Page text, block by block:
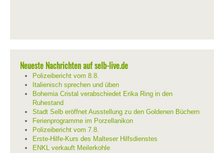
Neueste Nachrichten auf selb-live.de
Polizeibericht vom 8.8.
Italienisch sprechen und üben
Bohemia Cristal verabschiedet Erika Ring in den
Ruhestand
Stadt Selb eröffnet Ausstellung zu den Goldenen Büchern
Ferienprogramme im Porzellanikon
Polizeibericht vom 7.8.
Erste-Hilfe-Kurs des Malteser Hilfsdienstes
ENKL verkauft Meilerkohle